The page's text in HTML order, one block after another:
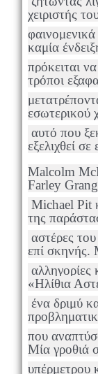
χειριστής
καμία
πρόκειται
τρόποι
εσωτερικού
εξελιχθεί σε
Μalcolm
Farley
της
επί σκηνής.
«Ηλίθια
που
Μία γροθιά
υπέρμετρου